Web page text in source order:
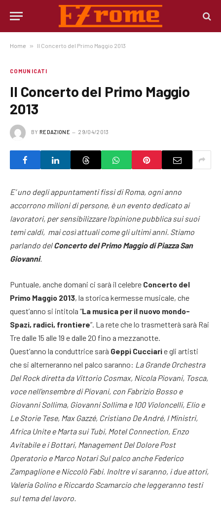
Home » Il Concerto del Primo Maggio 2013
COMUNICATI
Il Concerto del Primo Maggio
2013
BY REDAZIONE 29/04/2013
E’ uno degli appuntamenti fissi di Roma, ogni anno
accorrono milioni di persone, è un evento dedicato ai
lavoratori, per sensibilizzare l’opinione pubblica sui suoi
temi caldi, mai così attuali come gli ultimi anni. Stiamo
parlando delConcerto del Primo Maggio di Piazza San
Giovanni.
Puntuale, anche domani ci sarà il celebre Concerto del
Primo Maggio 2013, la storica kermesse musicale, che
quest’anno si intitola “La musica per il nuovo mondo-
Spazi, radici, frontiere”. La rete che lo trasmetterà sarà Rai
Tre dalle 15 alle 19 e dalle 20 fino a mezzanotte.
Quest’anno la conduttrice sarà Geppi Cucciarie gli artisti
che si alterneranno nel palco saranno: La Grande Orchestra
Del Rock diretta da Vittorio Cosmax, Nicola Piovani, Tosca,
voce nell’ensembre di Piovani, con Fabrizio Bosso e
Giovanni Sollima, Giovanni Sollima e 100 Violoncelli, Elio e
Le Storie Tese, Max Gazzé, Cristiano De André, I Ministri,
Africa Unite e Marta sui Tubi, Motel Connection, Enzo
Avitabile e i Bottari, Management Del Dolore Post
Operatorio e Marco Notari Sul palco anche Federico
Zampaglione e Niccolò Fabi. Inoltre vi saranno, i due attori,
Valeria Golino e Riccardo Scamarcio che leggeranno testi
sul tema del lavoro.